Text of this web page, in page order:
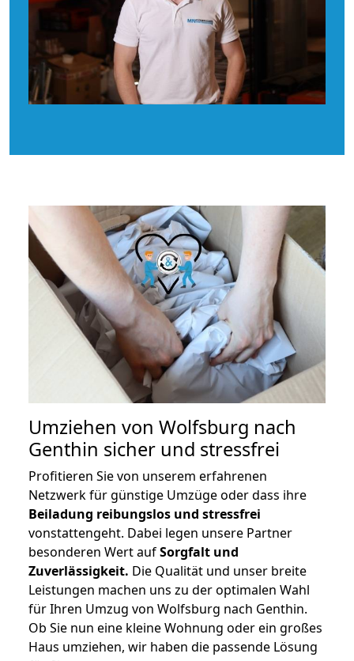
Umziehen von Wolfsburg nach
Genthin sicher und stressfrei
Profitieren Sie von unserem erfahrenen
Netzwerk für günstige Umzüge oder dass ihre
Beiladung reibungslos und stressfrei
vonstattengeht. Dabei legen unsere Partner
besonderen Wert aufSorgfalt und
Zuverlässigkeit. Die Qualität und unser breite
Leistungen machen uns zu der optimalen Wahl
für Ihren Umzug von Wolfsburg nach Genthin.
Ob Sie nun eine kleine Wohnung oder ein großes
Haus umziehen, wir haben die passende Lösung